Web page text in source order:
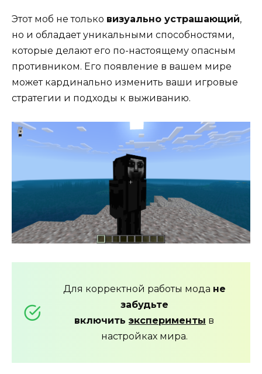
Этот моб не только визуально устрашающий,
но и обладает уникальными способностями,
которые делают его по-настоящему опасным
противником. Его появление в вашем мире
может кардинально изменить ваши игровые
стратегии и подходы к выживанию.
Для корректной работы мода не
забудьте
включить эксперименты в
настройках мира.